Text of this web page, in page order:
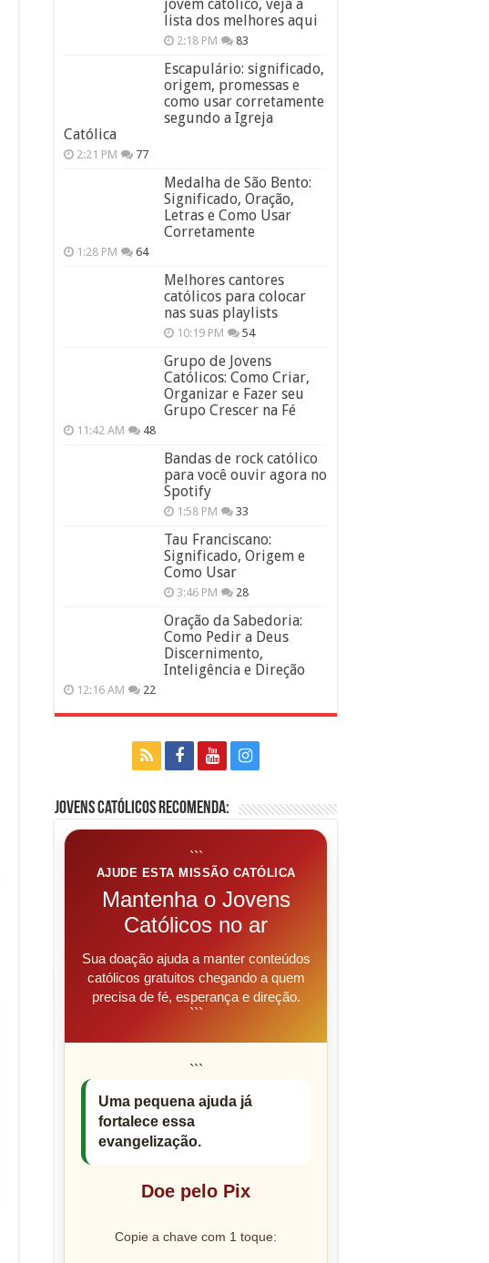
jovem católico, veja a
lista dos melhores aqui
2:18 PM 83
Escapulário: significado,
origem, promessas e
como usar corretamente
segundo a Igreja
Católica
2:21 PM 77
Medalha de São Bento:
Significado, Oração,
Letras e Como Usar
Corretamente
1:28 PM 64
Melhores cantores
católicos para colocar
nas suas playlists
10:19 PM 54
Grupo de Jovens
Católicos: Como Criar,
Organizar e Fazer seu
Grupo Crescer na Fé
11:42 AM 48
Bandas de rock católico
para você ouvir agora no
Spotify
1:58 PM 33
Tau Franciscano:
Significado, Origem e
Como Usar
3:46 PM 28
Oração da Sabedoria:
Como Pedir a Deus
Discernimento,
Inteligência e Direção
12:16 AM 22
Jovens Católicos Recomenda:
```
AJUDE ESTA MISSÃO CATÓLICA
Mantenha o Jovens
Católicos no ar
Sua doação ajuda a manter conteúdos
católicos gratuitos chegando a quem
precisa de fé, esperança e direção.
```
```
Uma pequena ajuda já
fortalece essa
evangelização.
Doe pelo Pix
Copie a chave com 1 toque: